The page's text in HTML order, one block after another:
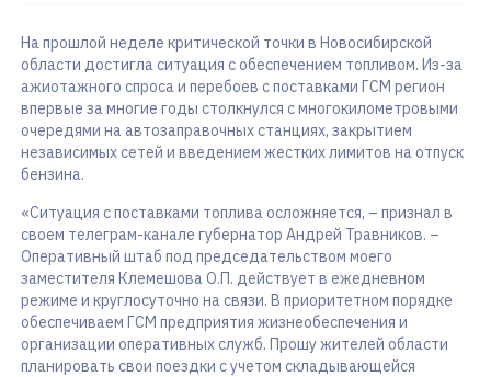
На прошлой неделе критической точки в Новосибирской
области достигла ситуация с обеспечением топливом. Из-за
ажиотажного спроса и перебоев с поставками ГСМ регион
впервые за многие годы столкнулся с многокилометровыми
очередями на автозаправочных станциях, закрытием
независимых сетей и введением жестких лимитов на отпуск
бензина.
«Ситуация с поставками топлива осложняется, – признал в
своем телеграм-канале губернатор Андрей Травников. –
Оперативный штаб под председательством моего
заместителя Клемешова О.П. действует в ежедневном
режиме и круглосуточно на связи. В приоритетном порядке
обеспечиваем ГСМ предприятия жизнеобеспечения и
организации оперативных служб. Прошу жителей области
планировать свои поездки с учетом складывающейся